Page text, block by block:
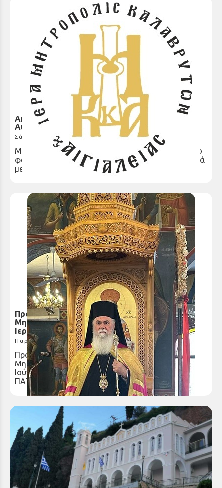
Απάντηση Ιεράς Μητρόπολης Καλαβρύτων και
Αιγιαλείας σε δημοσιεύματα
Σάββατο 31 Μαΐ 2025
Με αφορμή πρόσφατα δημοσιεύματα που είδαν το
φως της δημοσιότητας την 30η Μαῒου 2025 σχετικά
με το γεγονός ότι η...
Πρόγραμμα Αρχιερατικής Χοροστασίας
Μητροπολίτου Καλαβρύτων και Αιγιαλείας κ.
Ιερωνύμου για τον Ιούνιο
Παρασκευή 30 Μαΐ 2025
Πρόγραμμα Αρχιερατικής Χοροστασίας
Μητροπολίτη Καλαβρύτων και Αιγιαλείας για τον
Ιούνιο Κυριακή 1η Ιουνίου, † ΤΩΝ ΑΓΙΩΝ 318
ΠΑΤΕΡΩΝ Θεία Λειτουργία στο Ασκητήριο...